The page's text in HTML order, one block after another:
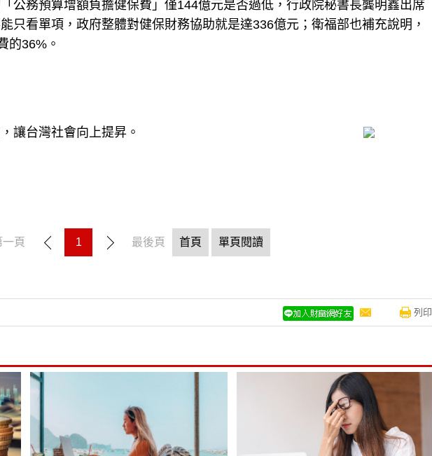
公務預算增額負擔健保費」僅144億元是否過低，行政院秘書長龔明鑫出席
只看單項，政府整體對健保財務協助就是達336億元；衛福部也補充說明，
的36%。
讓台灣社會向上提昇。
一頁 1 最後頁 首頁 單頁閱讀
列印